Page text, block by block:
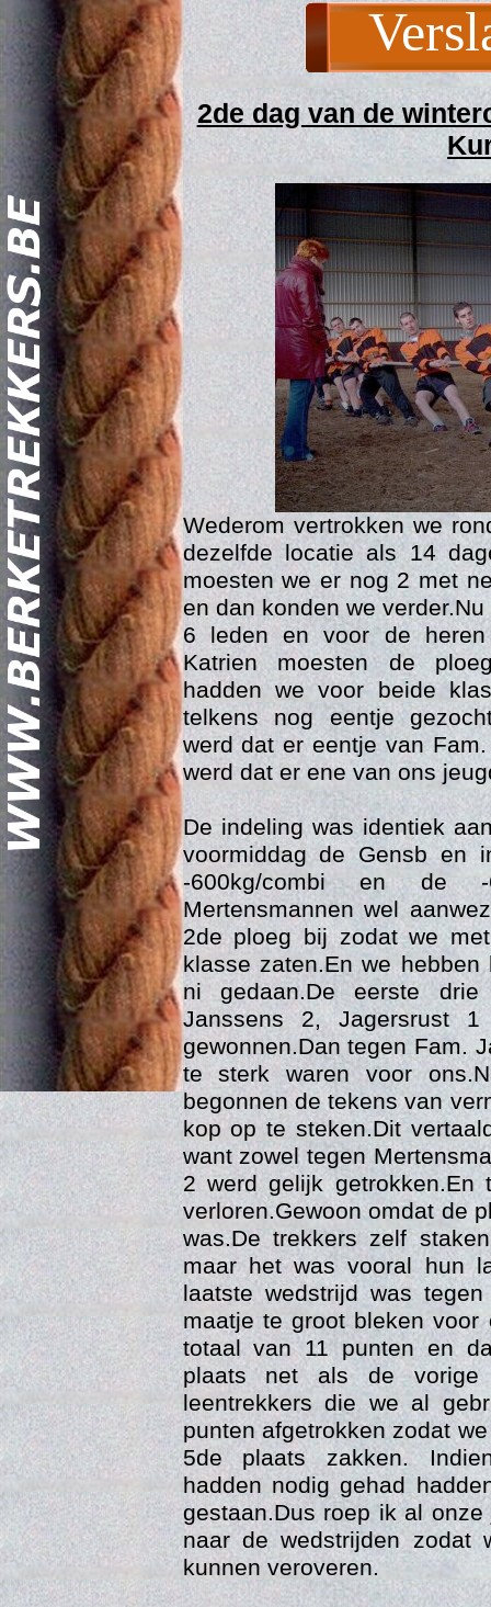
2de dag van de
Wederom vertrokken we
dezelfde locatie als 14
moesten we er nog 2 met
en dan konden we
6 leden en voor de
Katrien moesten de
hadden we voor beide
telkens nog eentje
werd dat er eentje van
werd dat er ene van ons
De indeling was identiek
voormiddag de Gensb en
-600kg/combi en de -
Mertensmannen wel
2de ploeg bij zodat we
klasse zaten.En we
ni gedaan.De eerste drie
Janssens 2, Jagersrust
gewonnen.Dan tegen Fam.
te sterk waren voor
begonnen de tekens van
kop op te steken.Dit
want zowel tegen
2 werd gelijk
verloren.Gewoon omdat de
was.De trekkers zelf
maar het was vooral hun
laatste wedstrijd was
maatje te groot bleken
totaal van 11 punten en
plaats net als de
leentrekkers die we al
punten afgetrokken zodat
5de plaats zakken.
hadden nodig gehad
gestaan.Dus roep ik al
naar de wedstrijden zodat
kunnen veroveren.